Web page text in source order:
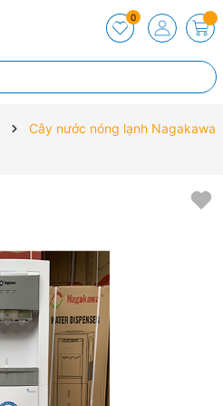
0
Cây nước nóng lạnh Nagakawa